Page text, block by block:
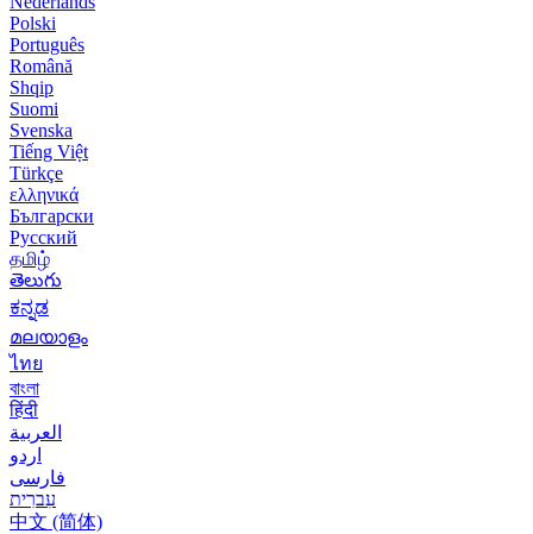
Polski
Português
Română
Shqip
Suomi
Svenska
Tiếng Việt
Türkçe
ελληνικά
Български
Русский
தமிழ்
తెలుగు
ಕನ್ನಡ
മലയാളം
ไทย
বাংলা
हिंदी
العربية
اردو
فارسی
עִברִית
中文 (简体)